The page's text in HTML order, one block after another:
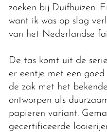
zoeken bij Duifhuizen.
want ik was op slag
van het Nederlandse
De tas komt uit de
er eentje met een
de zak met het
ontworpen als
papieren variant.
gecertificeerde